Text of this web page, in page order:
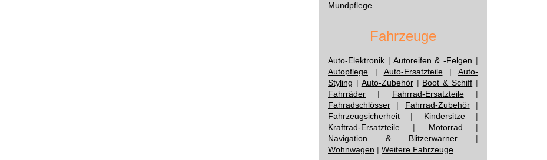
Mundpflege
Fahrzeuge
Auto-Elektronik | Autoreifen & -Felgen |
Autopflege | Auto-Ersatzteile| Auto-
Styling | Auto-Zubehör| Boot & Schiff |
Fahrräder | Fahrrad-Ersatzteile|
Fahradschlösser | Fahrrad-Zubehör|
Fahrzeugsicherheit | Kindersitze|
Kraftrad-Ersatzteile | Motorrad |
Navigation & Blitzerwarner |
Wohnwagen | Weitere Fahrzeuge